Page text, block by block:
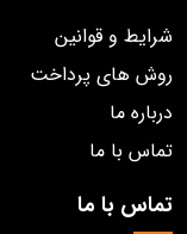
شرایط و قوانین
روش های پرداخت
درباره ما
تماس با ما
تماس با ما